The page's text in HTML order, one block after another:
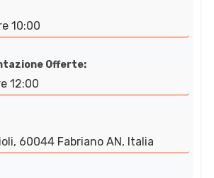
10:00
Offerte:
12:00
60044 Fabriano AN, Italia